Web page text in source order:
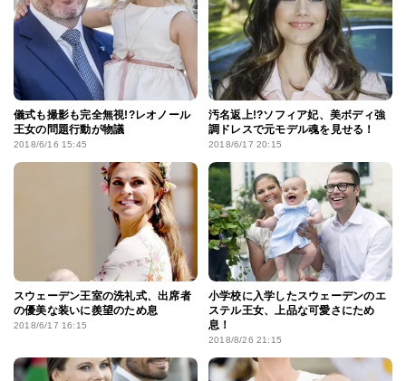
儀式も撮影も完全無視!?レオノール
王女の問題行動が物議
2018/6/16 15:45
汚名返上!?ソフィア妃、美ボディ強
調ドレスで元モデル魂を見せる！
2018/6/17 20:15
スウェーデン王室の洗礼式、出席者
の優美な装いに羨望のため息
2018/6/17 16:15
小学校に入学したスウェーデンのエ
ステル王女、上品な可愛さにため
息！
2018/8/26 21:15